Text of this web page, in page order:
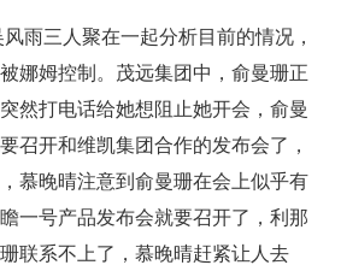
雨三人聚在一起分析目前的情况，
娜姆控制。茂远集团中，俞曼珊正
然打电话给她想阻止她开会，俞曼
召开和维凯集团合作的发布会了，
慕晚晴注意到俞曼珊在会上似乎有
一号产品发布会就要召开了，利那
联系不上了，慕晚晴赶紧让人去